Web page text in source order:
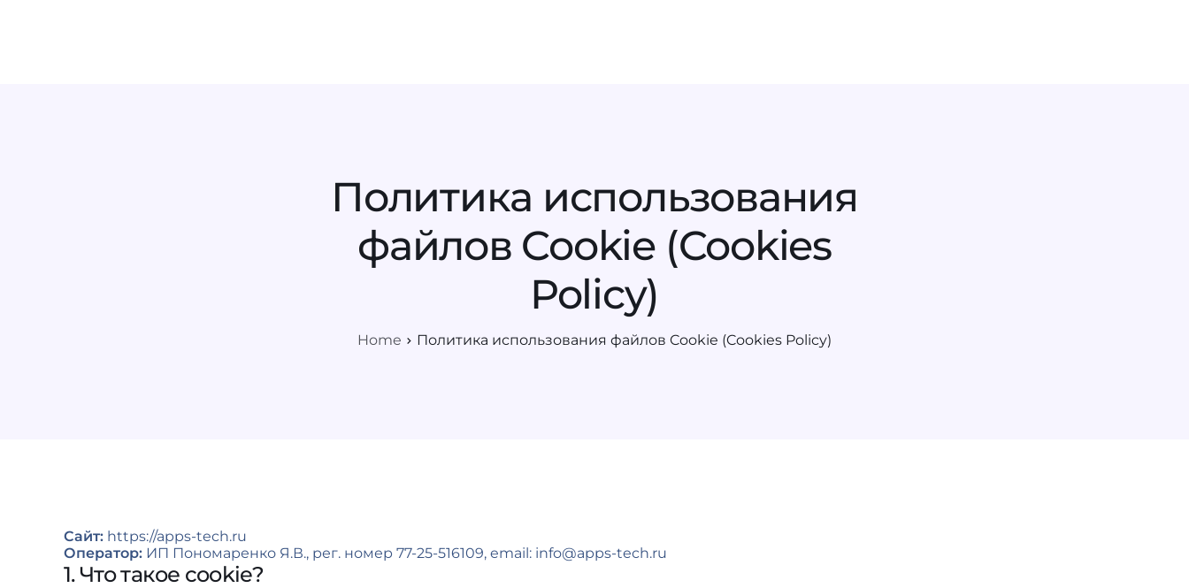
Политика использования
файлов Cookie (Cookies
Policy)
Home Политика использования файлов Cookie (Cookies Policy)
Сайт: https://apps-tech.ru
Оператор: ИП Пономаренко Я.В., рег. номер 77-25-516109, email: info@apps-tech.ru
1. Что такое cookie?